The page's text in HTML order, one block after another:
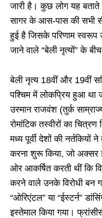
जारी है। कुछ लोग यह बताते
सागर के आस-पास की सभी
हुई है जिसके परिणाम स्वरूप
जाने वाले “बेली नृत्यों” के
बेली नृत्य 18वीं और 19वीं
पश्चिम में लोकप्रिय हुआ था
उस्मान राजवंश (तुर्क
रोमांटिक तस्वीरों का
मध्य पूर्वी देशों की नर्तकियों
करना शुरू किया, जो अक्सर
ओर आकर्षित करती थीं कि
करने वाले उनके विरोधी बन
“ओरिएंटल” या “ईस्टर्न”
इस्तेमाल किया गया।